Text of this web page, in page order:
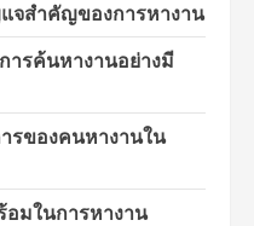
จสำคัญของการหางาน
ารค้นหางานอย่างมี
รของคนหางานใน
อมในการหางาน